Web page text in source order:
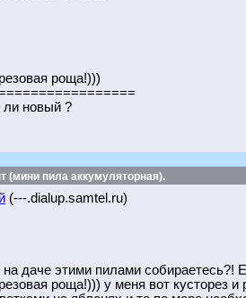
роща!)))
ли новый ?
(мини пила аккумуляторная).
(---.dialup.samtel.ru)
даче этими пилами собираетесь?!
роща!))) у меня вот кусторез и